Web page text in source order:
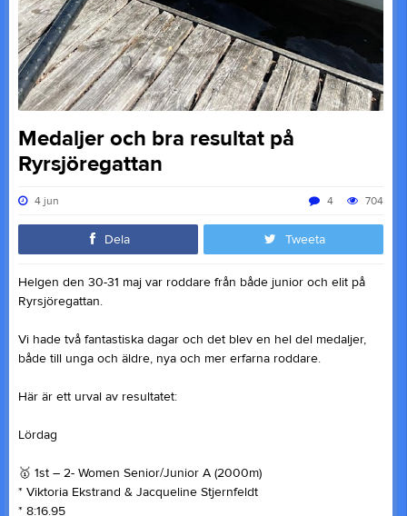
Medaljer och bra resultat på
Ryrsjöregattan
4 jun 704
4
Dela Tweeta
Helgen den 30-31 maj var roddare från både junior och elit på
Ryrsjöregattan.
Vi hade två fantastiska dagar och det blev en hel del medaljer,
både till unga och äldre, nya och mer erfarna roddare.
Här är ett urval av resultatet:
Lördag
🥇 1st – 2- Women Senior/Junior A (2000m)
* Viktoria Ekstrand & Jacqueline Stjernfeldt
* 8:16.95